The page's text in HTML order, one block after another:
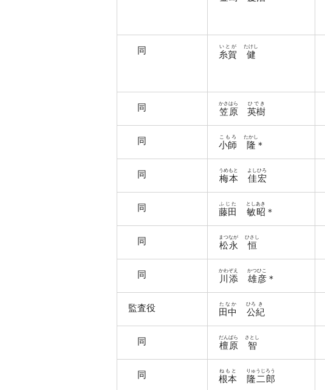
同 糸賀
いとが
健
たけし
同 笠原
かさはら
英樹
ひでき
同 小師
こもろ
隆
たかし
＊
同 梅本
うめもと
佳
よし
宏
ひろ
同 藤田
ふじた
敏
とし
昭
あき
＊
同 松永
まつなが
恒
ひさし
同 川添
かわぞえ
雄彦
かつひこ
＊
監査役 田中
たなか
公
ひろ
紀
き
同 檀
だん
原
ばら
智
さとし
同 根本
ねもと
隆二郎
りゅうじろう